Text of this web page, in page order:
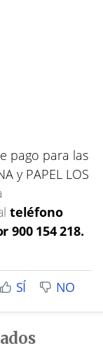
pago para las
y PAPEL LOS
teléfono
154 218.
SÍ NO